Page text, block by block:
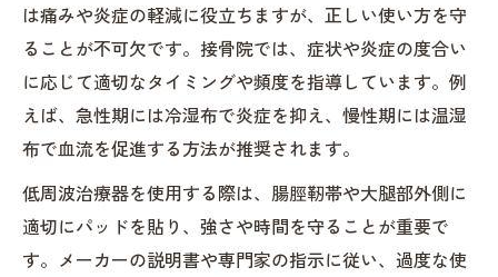
は痛みや炎症の軽減に役立ちますが、正しい使い方を守
ることが不可欠です。接骨院では、症状や炎症の度合い
に応じて適切なタイミングや頻度を指導しています。例
えば、急性期には冷湿布で炎症を抑え、慢性期には温湿
布で血流を促進する方法が推奨されます。
低周波治療器を使用する際は、腸脛靭帯や大腿部外側に
適切にパッドを貼り、強さや時間を守ることが重要で
す。メーカーの説明書や専門家の指示に従い、過度な使